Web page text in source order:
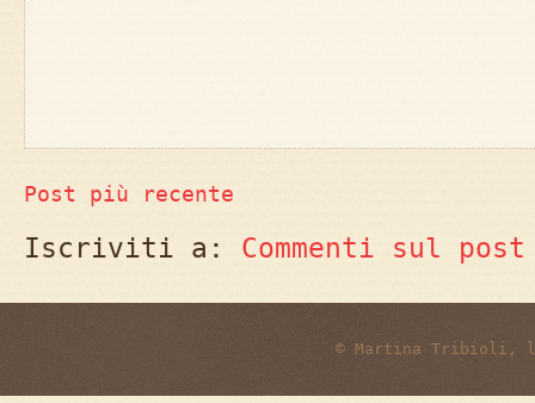
Post più recente
Iscriviti a: Commenti sul
© Martina Tribioli,